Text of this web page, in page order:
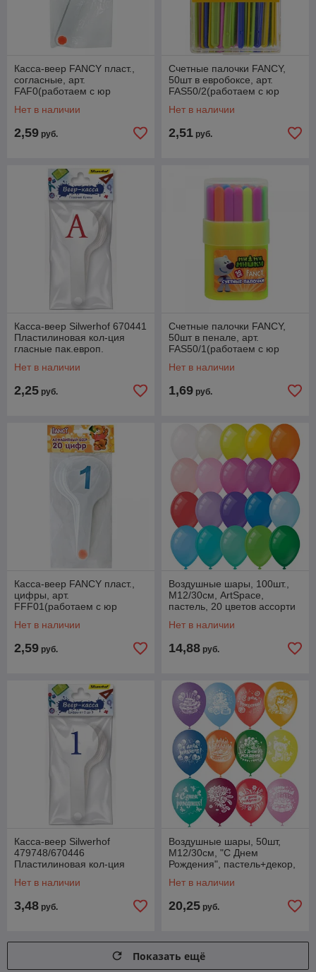
Касса-веер FANCY пласт.,
согласные, арт.
FAF0(работаем с юр
Нет в наличии
2,59 руб.
Счетные палочки FANCY,
50шт в евробоксе, арт.
FAS50/2(работаем с юр
Нет в наличии
2,51 руб.
Касса-веер Silwerhof 670441
Пластилиновая кол-ция
гласные пак.европ.
ИП)
Нет в наличии
2,25 руб.
Счетные палочки FANCY,
50шт в пенале, арт.
FAS50/1(работаем с юр
Нет в наличии
1,69 руб.
Касса-веер FANCY пласт.,
цифры, арт.
FFF01(работаем с юр
Нет в наличии
2,59 руб.
Воздушные шары, 100шт.,
М12/30см, ArtSpace,
пастель, 20 цветов ассорти
лицами и ИП)
Нет в наличии
14,88 руб.
Касса-веер Silwerhof
479748/670446
Пластилиновая кол-ция
(работаем с юр лицами и
Нет в наличии
3,48 руб.
Воздушные шары, 50шт,
M12/30см, "С Днем
Рождения", пастель+декор,
4690296041144(работаем с
Нет в наличии
20,25 руб.
Показать ещё